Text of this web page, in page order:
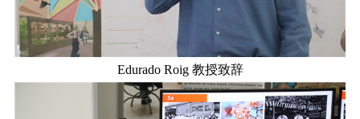
Edurado Roig 教授致辞